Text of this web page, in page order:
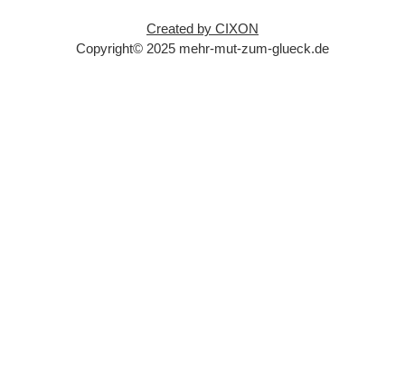
Created by CIXON
Copyright© 2025 mehr-mut-zum-glueck.de